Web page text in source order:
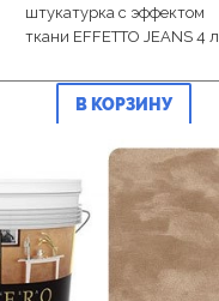
штукатурка с эффектом
ткани EFFETTO JEANS 4 л
В КОРЗИНУ